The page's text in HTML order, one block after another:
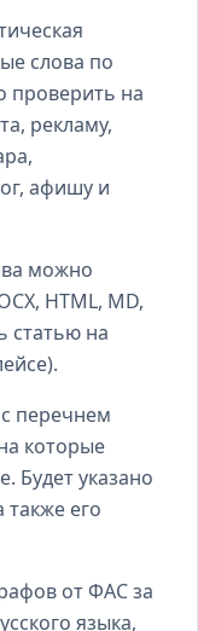
слова по
на
рекламу,
афишу и
можно
HTML, MD,
статью на
перечнем
которые
Будет указано
также его
от ФАС за
языка,